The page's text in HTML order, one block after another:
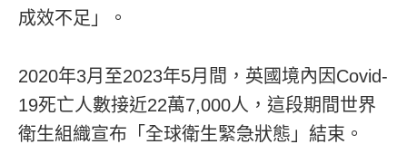
成效不足」。
2020年3月至2023年5月間，英國境內因Covid-
19死亡人數接近22萬7,000人，這段期間世界
衛生組織宣布「全球衛生緊急狀態」結束。